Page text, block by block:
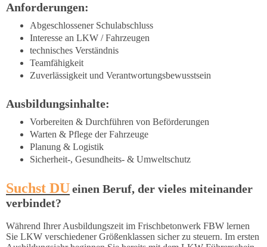
Anforderungen:
Abgeschlossener Schulabschluss
Interesse an LKW / Fahrzeugen
technisches Verständnis
Teamfähigkeit
Zuverlässigkeit und Verantwortungsbewusstsein
Ausbildungsinhalte:
Vorbereiten & Durchführen von Beförderungen
Warten & Pflege der Fahrzeuge
Planung & Logistik
Sicherheit-, Gesundheits- & Umweltschutz
Suchst DUeinen Beruf, der vieles miteinander
verbindet?
Während Ihrer Ausbildungszeit im Frischbetonwerk FBW lernen
Sie LKW verschiedener Größenklassen sicher zu steuern. Im ersten